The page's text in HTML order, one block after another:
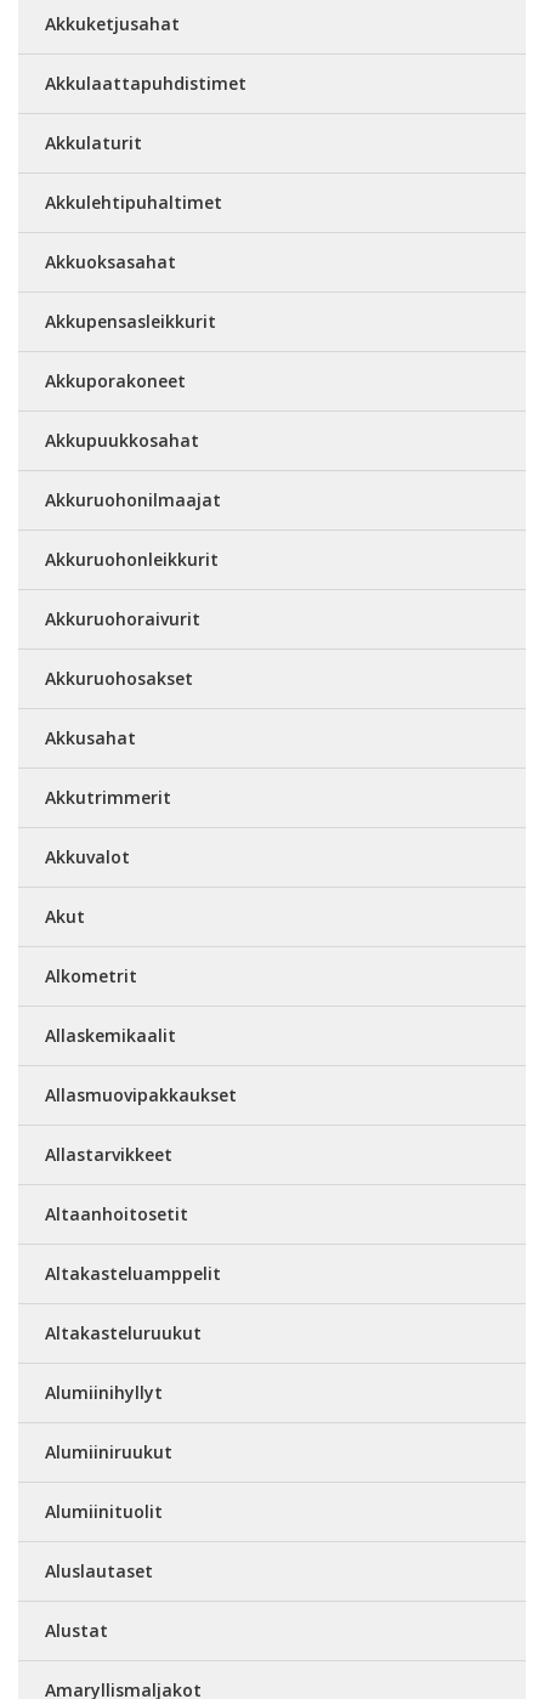
Akkuketjusahat
Akkulaattapuhdistimet
Akkulaturit
Akkulehtipuhaltimet
Akkuoksasahat
Akkupensasleikkurit
Akkuporakoneet
Akkupuukkosahat
Akkuruohonilmaajat
Akkuruohonleikkurit
Akkuruohoraivurit
Akkuruohosakset
Akkusahat
Akkutrimmerit
Akkuvalot
Akut
Alkometrit
Allaskemikaalit
Allasmuovipakkaukset
Allastarvikkeet
Altaanhoitosetit
Altakasteluamppelit
Altakasteluruukut
Alumiinihyllyt
Alumiiniruukut
Alumiinituolit
Aluslautaset
Alustat
Amaryllismaljakot